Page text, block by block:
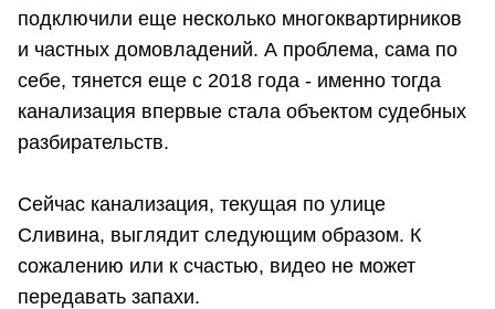
подключили еще несколько многоквартирников
и частных домовладений. А проблема, сама по
себе, тянется еще с 2018 года - именно тогда
канализация впервые стала объектом судебных
разбирательств.
Сейчас канализация, текущая по улице
Сливина, выглядит следующим образом. К
сожалению или к счастью, видео не может
передавать запахи.